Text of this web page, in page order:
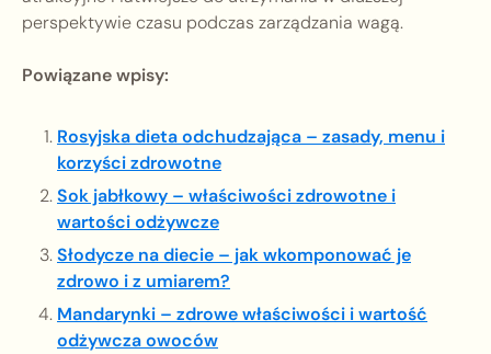
perspektywie czasu podczas zarządzania wagą.
Powiązane wpisy:
Rosyjska dieta odchudzająca – zasady, menu i
korzyści zdrowotne
Sok jabłkowy – właściwości zdrowotne i
wartości odżywcze
Słodycze na diecie – jak wkomponować je
zdrowo i z umiarem?
Mandarynki – zdrowe właściwości i wartość
odżywcza owoców